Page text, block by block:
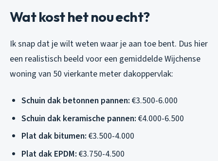
Wat kost het nou echt?
Ik snap dat je wilt weten waar je aan toe bent. Dus hier
een realistisch beeld voor een gemiddelde Wijchense
woning van 50 vierkante meter dakoppervlak:
Schuin dak betonnen pannen: €3.500-6.000
Schuin dak keramische pannen: €4.000-6.500
Plat dak bitumen: €3.500-4.000
Plat dak EPDM: €3.750-4.500